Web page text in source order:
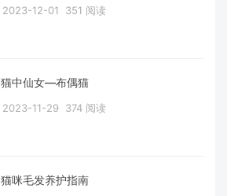
2023-12-01 351 阅读
猫中仙女—布偶猫
2023-11-29 374 阅读
猫咪毛发养护指南